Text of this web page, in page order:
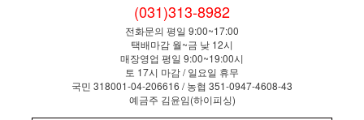
(031)313-8982
전화문의 평일 9:00~17:00
택배마감 월~금 낮 12시
매장영업 평일 9:00~19:00시
토 17시 마감 / 일요일 휴무
국민 318001-04-206616 / 농협 351-0947-4608-43
예금주 김윤임(하이피싱)